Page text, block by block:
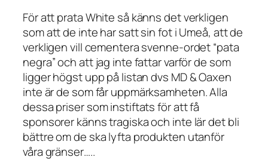
För att prata White så känns det verkligen
som att de inte har satt sin fot i Umeå, att de
verkligen vill cementera svenne-ordet “pata
negra” och att jag inte fattar varför de som
ligger högst upp på listan dvs MD & Oaxen
inte är de som får uppmärksamheten. Alla
dessa priser som instiftats för att få
sponsorer känns tragiska och inte lär det bli
bättre om de ska lyfta produkten utanför
våra gränser…..